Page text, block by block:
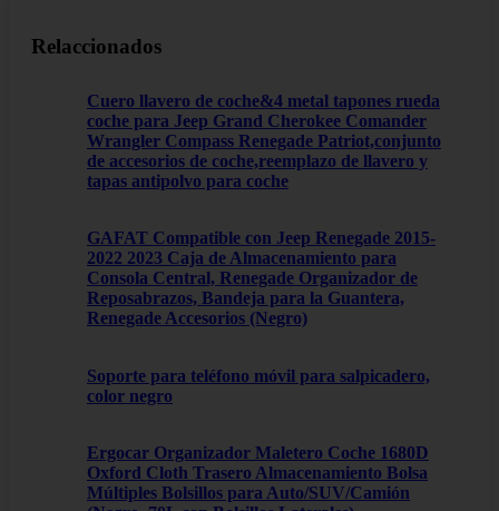
Relaccionados
Cuero llavero de coche&4 metal tapones rueda
coche para Jeep Grand Cherokee Comander
Wrangler Compass Renegade Patriot,conjunto
de accesorios de coche,reemplazo de llavero y
tapas antipolvo para coche
GAFAT Compatible con Jeep Renegade 2015-
2022 2023 Caja de Almacenamiento para
Consola Central, Renegade Organizador de
Reposabrazos, Bandeja para la Guantera,
Renegade Accesorios (Negro)
Soporte para teléfono móvil para salpicadero,
color negro
Ergocar Organizador Maletero Coche 1680D
Oxford Cloth Trasero Almacenamiento Bolsa
Múltiples Bolsillos para Auto/SUV/Camión